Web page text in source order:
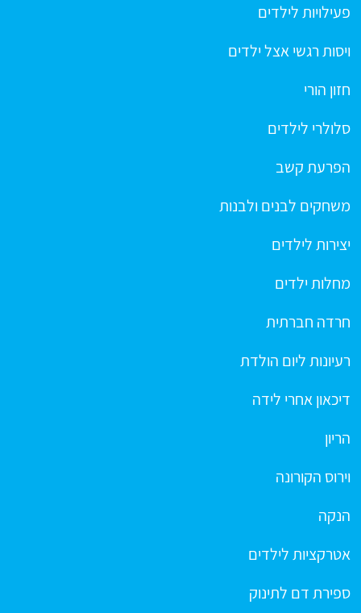
פעילויות לילדים
ויסות רגשי אצל ילדים
חזון הורי
סלולרי לילדים
הפרעת קשב
משחקים לבנים ולבנות
יצירות לילדים
מחלות ילדים
חרדה חברתית
רעיונות ליום הולדת
דיכאון אחרי לידה
הריון
וירוס הקורונה
הנקה
אטרקציות לילדים
ספירת דם לתינוק